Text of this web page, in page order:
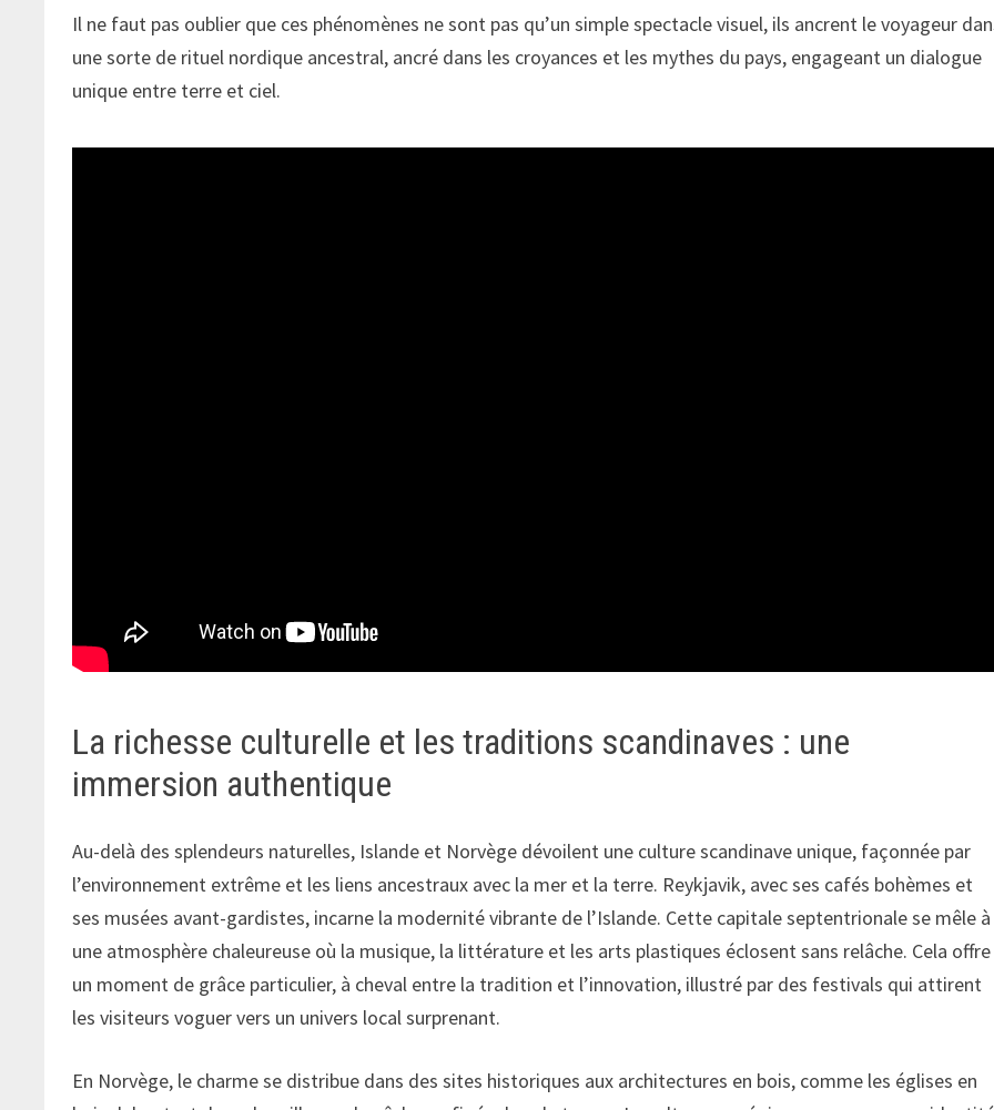
Il ne faut pas oublier que ces phénomènes ne sont pas qu’un simple spectacle visuel, ils ancrent le voyageur
une sorte de rituel nordique ancestral, ancré dans les croyances et les mythes du pays, engageant un dialogue
unique entre terre et ciel.
La richesse culturelle et les traditions scandinaves : une
immersion authentique
Au-delà des splendeurs naturelles, Islande et Norvège dévoilent une culture scandinave unique, façonnée par
l’environnement extrême et les liens ancestraux avec la mer et la terre. Reykjavik, avec ses cafés bohèmes et
ses musées avant-gardistes, incarne la modernité vibrante de l’Islande. Cette capitale septentrionale se mêle à
une atmosphère chaleureuse où la musique, la littérature et les arts plastiques éclosent sans relâche. Cela offre
un moment de grâce particulier, à cheval entre la tradition et l’innovation, illustré par des festivals qui attirent
les visiteurs voguer vers un univers local surprenant.
En Norvège, le charme se distribue dans des sites historiques aux architectures en bois, comme les églises en